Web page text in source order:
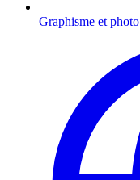
Graphisme et photo